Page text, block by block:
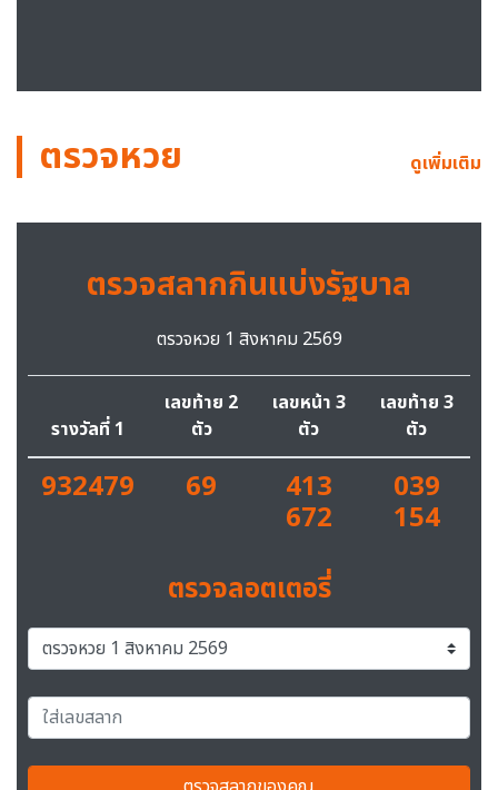
ตรวจหวย ดูเพิ่มเติม
ตรวจสลากกินแบ่งรัฐบาล
ตรวจหวย 1 สิงหาคม 2569
รางวัลที่ 1
เลขท้าย 2
ตัว
เลขหน้า 3
ตัว
เลขท้าย 3
ตัว
932479 69 413
672
039
154
ตรวจลอตเตอรี่